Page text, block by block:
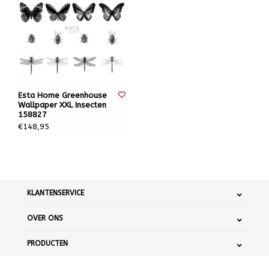
Esta Home Greenhouse
Wallpaper XXL Insecten
158827
€148,95
KLANTENSERVICE
OVER ONS
PRODUCTEN